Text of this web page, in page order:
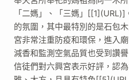
「二媽」、「三媽」
的氛圍，其中最特別的是石包
宮非常注重防疫和環保，進入
減香和監測空氣品質也受到讚
信徒們對六興宮表示好評，認